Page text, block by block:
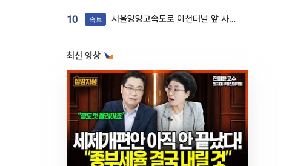
10 속보 서울양양고속도로 이천터널 앞 사고 발생
최신 영상